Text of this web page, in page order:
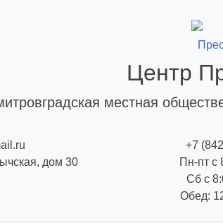
Центр
местная
дом 30
+7
Пн-пт с
Сб с
Обед: